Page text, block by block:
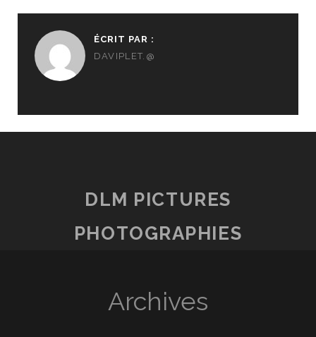
ÉCRIT PAR :
DAVIPLET.@
DLM PICTURES
PHOTOGRAPHIES
Archives